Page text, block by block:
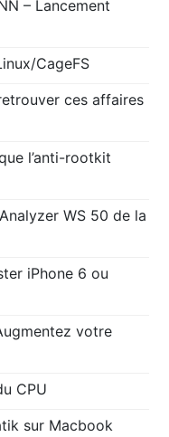
– Lancement
CageFS
ces affaires
l’anti-rootkit
WS 50 de la
iPhone 6 ou
votre
CPU
sur Macbook